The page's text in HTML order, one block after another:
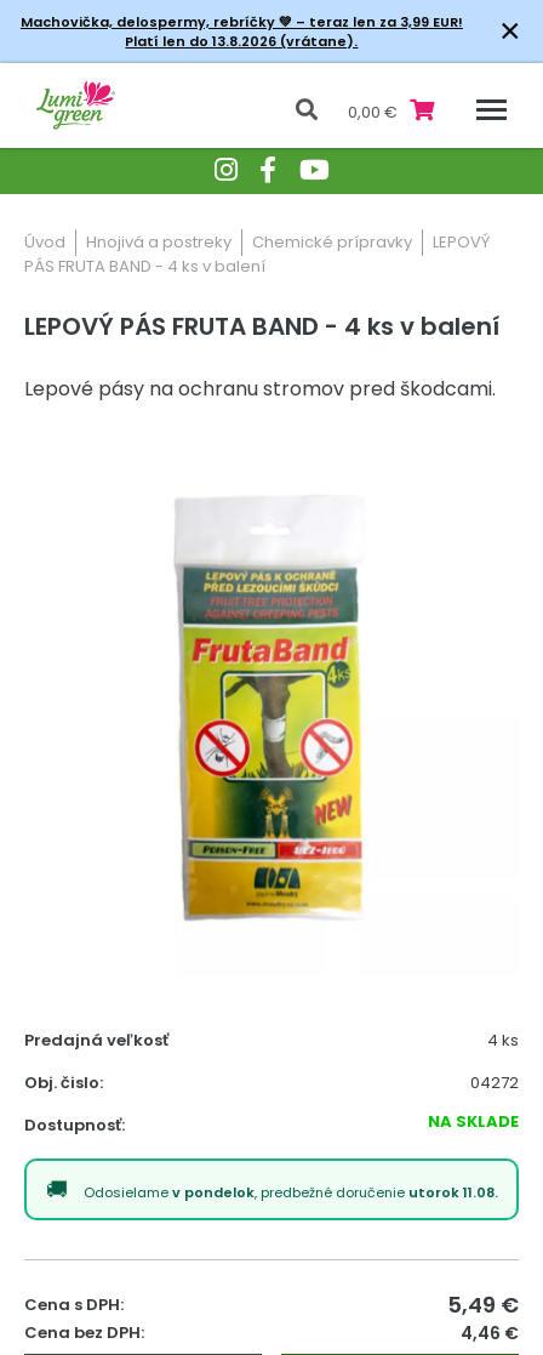
Machovička, delospermy, rebríčky💚 – teraz len za 3,99 EUR!
Platí len do 13.8.2026 (vrátane).
×
0,00 €
Úvod Hnojivá a postreky Chemické prípravky
LEPOVÝ
PÁS FRUTA BAND - 4 ks v balení
LEPOVÝ PÁS FRUTA BAND - 4 ks v balení
Lepové pásy na ochranu stromov pred škodcami.
Predajná veľkosť
4 ks
Obj. čislo:
04272
Dostupnosť:
NA SKLADE
Odosielamev pondelok, predbežné doručenie utorok 11.08.
Cena s DPH: 5,49 €
Cena bez DPH: 4,46 €